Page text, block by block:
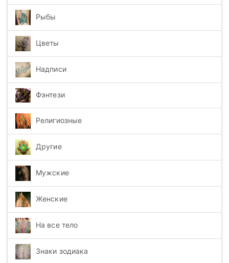
Рыбы
Цветы
Надписи
Фэнтези
Религиозные
Другие
Мужские
Женские
На все тело
Знаки зодиака